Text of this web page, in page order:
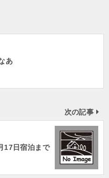
あ
次の記事
17日宿泊まで